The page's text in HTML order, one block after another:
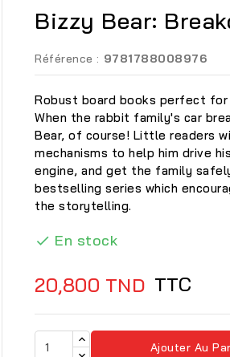
Bizzy Bear:
Référence : 9781788008976
Robust board books perfect for
When the rabbit family's car
Bear, of course! Little readers
mechanisms to help him drive
engine, and get the family
bestselling series which
the storytelling.
 En stock
20,800 TND TTC
Ajouter Au